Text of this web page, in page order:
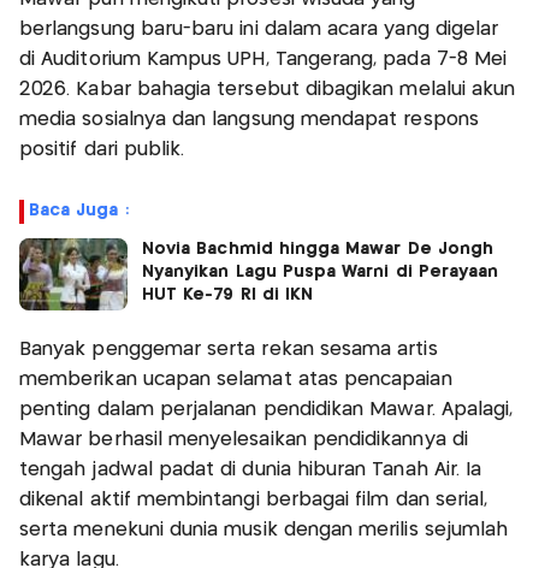
berlangsung baru-baru ini dalam acara yang digelar
di Auditorium Kampus UPH, Tangerang, pada 7-8 Mei
2026. Kabar bahagia tersebut dibagikan melalui akun
media sosialnya dan langsung mendapat respons
positif dari publik.
Baca Juga :
Novia Bachmid hingga Mawar De Jongh
Nyanyikan Lagu Puspa Warni di Perayaan
HUT Ke-79 RI di IKN
Banyak penggemar serta rekan sesama artis
memberikan ucapan selamat atas pencapaian
penting dalam perjalanan pendidikan Mawar. Apalagi,
Mawar berhasil menyelesaikan pendidikannya di
tengah jadwal padat di dunia hiburan Tanah Air. Ia
dikenal aktif membintangi berbagai film dan serial,
serta menekuni dunia musik dengan merilis sejumlah
karya lagu.